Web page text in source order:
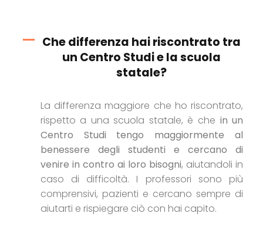
Che differenza hai riscontrato tra
un Centro Studi e la scuola
statale?
La differenza maggiore che ho riscontrato,
rispetto a una scuola statale, è che in un
Centro Studi tengo maggiormente al
benessere degli studenti e cercano di
venire in contro ai loro bisogni, aiutandoli in
caso di difficoltà. I professori sono più
comprensivi, pazienti e cercano sempre di
aiutarti e rispiegare ciò con hai capito.